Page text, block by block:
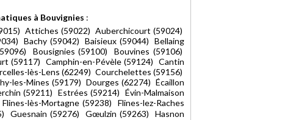
à Bouvignies :
Attiches (59022) Auberchicourt (59024)
Bachy (59042) Baisieux (59044) Bellaing
Bousignies (59100) Bouvines (59106)
(59117) Camphin-en-Pévèle (59124) Cantin
lès-Lens (62249) Courchelettes (59156)
les-Mines (59179) Dourges (62274) Écaillon
(59211) Estrées (59214) Évin-Malmaison
lès-Mortagne (59238) Flines-lez-Raches
(59276) Gœulzin (59263) Hasnon